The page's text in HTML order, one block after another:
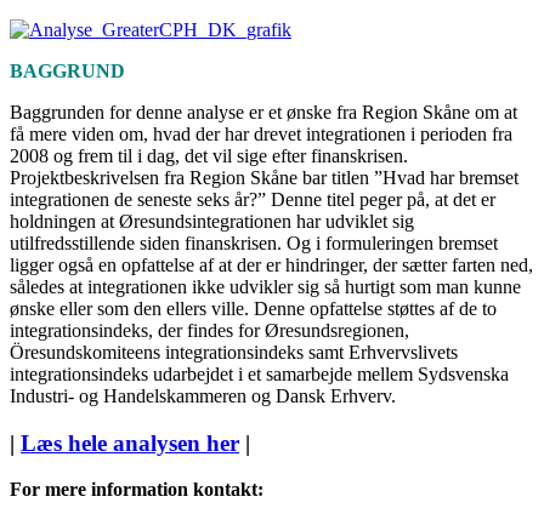
BAGGRUND
Baggrunden for denne analyse er et ønske fra Region Skåne om at
få mere viden om, hvad der har drevet integrationen i perioden fra
2008 og frem til i dag, det vil sige efter finanskrisen.
Projektbeskrivelsen fra Region Skåne bar titlen ”Hvad har bremset
integrationen de seneste seks år?” Denne titel peger på, at det er
holdningen at Øresundsintegrationen har udviklet sig
utilfredsstillende siden finanskrisen. Og i formuleringen bremset
ligger også en opfattelse af at der er hindringer, der sætter farten ned,
således at integrationen ikke udvikler sig så hurtigt som man kunne
ønske eller som den ellers ville. Denne opfattelse støttes af de to
integrationsindeks, der findes for Øresundsregionen,
Öresundskomiteens integrationsindeks samt Erhvervslivets
integrationsindeks udarbejdet i et samarbejde mellem Sydsvenska
Industri- og Handelskammeren og Dansk Erhverv.
| Læs hele analysen her |
For mere information kontakt: